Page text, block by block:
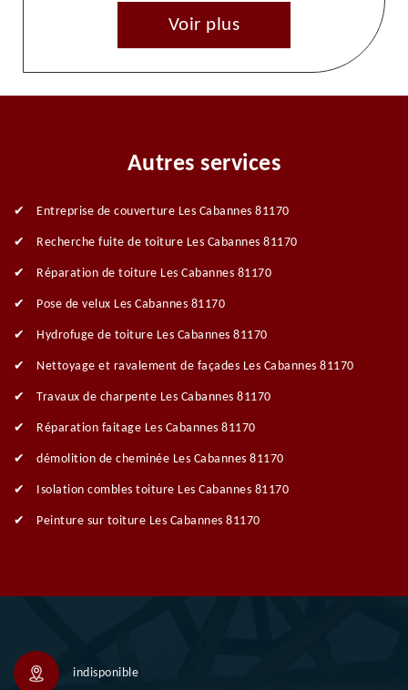
Voir plus
Autres services
Entreprise de couverture Les Cabannes 81170
Recherche fuite de toiture Les Cabannes 81170
Réparation de toiture Les Cabannes 81170
Pose de velux Les Cabannes 81170
Hydrofuge de toiture Les Cabannes 81170
Nettoyage et ravalement de façades Les Cabannes 81170
Travaux de charpente Les Cabannes 81170
Réparation faitage Les Cabannes 81170
démolition de cheminée Les Cabannes 81170
Isolation combles toiture Les Cabannes 81170
Peinture sur toiture Les Cabannes 81170
indisponible